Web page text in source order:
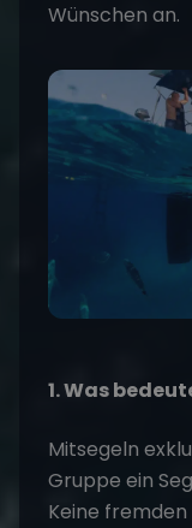
Wünschen an.
1. Was
Mitsegeln
Gruppe ein
Keine